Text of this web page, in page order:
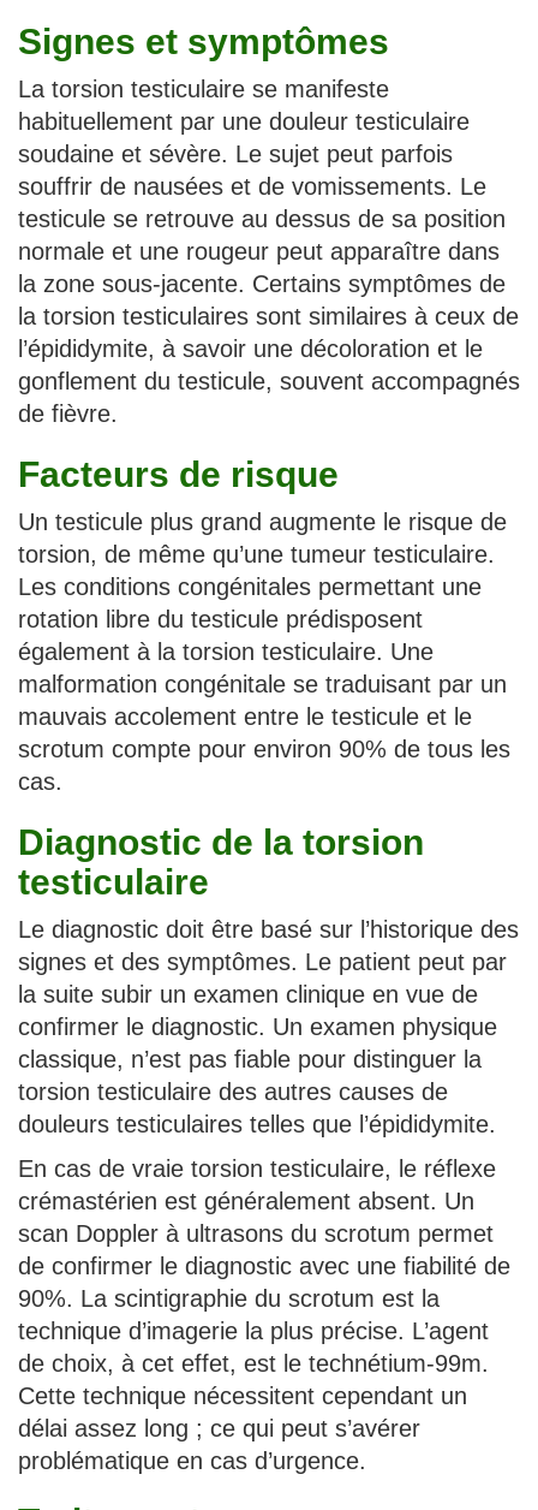
Signes et symptômes
La torsion testiculaire se manifeste
habituellement par une douleur testiculaire
soudaine et sévère. Le sujet peut parfois
souffrir de nausées et de vomissements. Le
testicule se retrouve au dessus de sa position
normale et une rougeur peut apparaître dans
la zone sous-jacente. Certains symptômes de
la torsion testiculaires sont similaires à ceux de
l’épididymite, à savoir une décoloration et le
gonflement du testicule, souvent accompagnés
de fièvre.
Facteurs de risque
Un testicule plus grand augmente le risque de
torsion, de même qu’une tumeur testiculaire.
Les conditions congénitales permettant une
rotation libre du testicule prédisposent
également à la torsion testiculaire. Une
malformation congénitale se traduisant par un
mauvais accolement entre le testicule et le
scrotum compte pour environ 90% de tous les
cas.
Diagnostic de la torsion
testiculaire
Le diagnostic doit être basé sur l’historique des
signes et des symptômes. Le patient peut par
la suite subir un examen clinique en vue de
confirmer le diagnostic. Un examen physique
classique, n’est pas fiable pour distinguer la
torsion testiculaire des autres causes de
douleurs testiculaires telles que l’épididymite.
En cas de vraie torsion testiculaire, le réflexe
crémastérien est généralement absent. Un
scan Doppler à ultrasons du scrotum permet
de confirmer le diagnostic avec une fiabilité de
90%. La scintigraphie du scrotum est la
technique d’imagerie la plus précise. L’agent
de choix, à cet effet, est le technétium-99m.
Cette technique nécessitent cependant un
délai assez long ; ce qui peut s’avérer
problématique en cas d’urgence.